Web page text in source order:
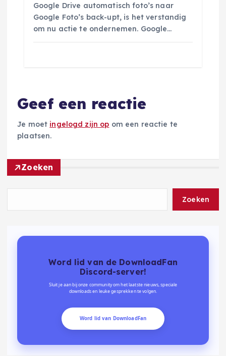
Google Drive automatisch foto’s naar
Google Foto’s back-upt, is het verstandig
om nu actie te ondernemen. Google…
Geef een reactie
Je moet ingelogd zijn op om een reactie te
plaatsen.
Zoeken
Zoeken
Word lid van de DownloadFan
Discord-server!
Sluit je aan bij onze community om het laatste nieuws, speciale
downloads en leuke gesprekken te volgen.
Word lid van DownloadFan